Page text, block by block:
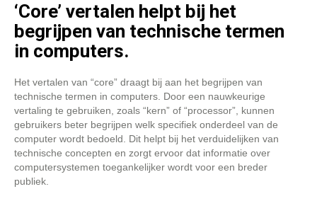
‘Core’ vertalen helpt bij het
begrijpen van technische termen
in computers.
Het vertalen van “core” draagt bij aan het begrijpen van
technische termen in computers. Door een nauwkeurige
vertaling te gebruiken, zoals “kern” of “processor”, kunnen
gebruikers beter begrijpen welk specifiek onderdeel van de
computer wordt bedoeld. Dit helpt bij het verduidelijken van
technische concepten en zorgt ervoor dat informatie over
computersystemen toegankelijker wordt voor een breder
publiek.